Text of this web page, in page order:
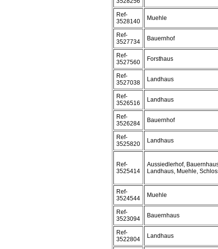
Ref-
3528140
Muehle
Ref-
3527734
Bauernhof
Ref-
3527560
Forsthaus
Ref-
3527038
Landhaus
Ref-
3526516
Landhaus
Ref-
3526284
Bauernhof
Ref-
3525820
Landhaus
Ref-
3525414
Aussiedlerhof,
Landhaus, Muehle,
Ref-
3524544
Muehle
Ref-
3523094
Bauernhaus
Ref-
3522804
Landhaus